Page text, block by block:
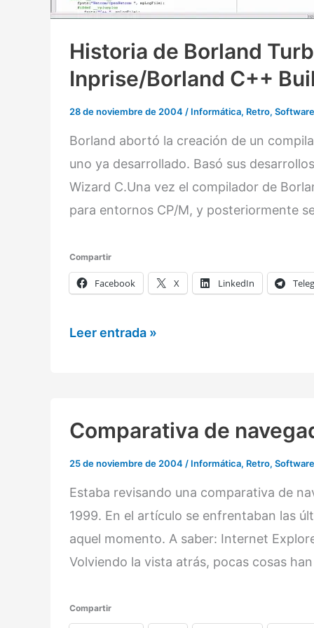
Historia de Borland
Inprise/Borland C++
28 de noviembre de 2004 / Informática, Retro, Software
Borland abortó la creación de un
uno ya desarrollado. Basó sus
Wizard C.Una vez el compilador de
para entornos CP/M, y posteriormente
Compartir
Facebook X LinkedIn
Historia
C/C++,
Inprise/Borland
C++
Builder
Leer entrada »
Comparativa de
25 de noviembre de 2004 / Informática, Retro, Software
Estaba revisando una comparativa de
1999. En el artículo se enfrentaban las
aquel momento. A saber: Internet
Volviendo la vista atrás, pocas cosas
Compartir